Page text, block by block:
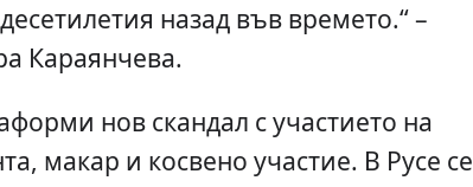
назад във времето.“ –
Караянчева.
нов скандал с участието на
макар и косвено участие. В Русе се